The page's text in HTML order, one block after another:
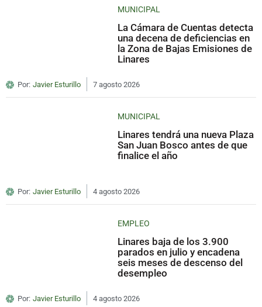
MUNICIPAL
La Cámara de Cuentas detecta
una decena de deficiencias en
la Zona de Bajas Emisiones de
Linares
Por: Javier Esturillo 7 agosto 2026
MUNICIPAL
Linares tendrá una nueva Plaza
San Juan Bosco antes de que
finalice el año
Por: Javier Esturillo 4 agosto 2026
EMPLEO
Linares baja de los 3.900
parados en julio y encadena
seis meses de descenso del
desempleo
Por: Javier Esturillo 4 agosto 2026